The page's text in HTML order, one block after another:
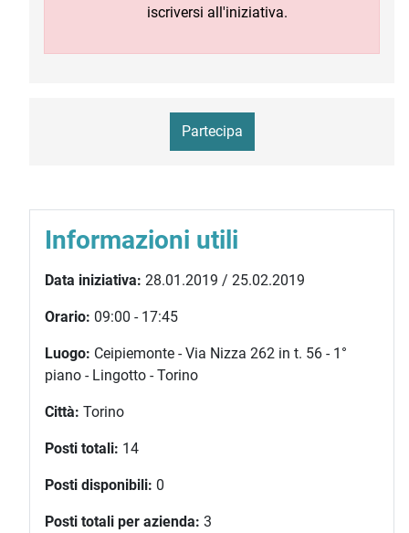
iscriversi all'iniziativa.
Partecipa
Informazioni utili
Data iniziativa: 28.01.2019 / 25.02.2019
Orario: 09:00 - 17:45
Luogo: Ceipiemonte - Via Nizza 262 in t. 56 - 1°
piano - Lingotto - Torino
Città: Torino
Posti totali: 14
Posti disponibili: 0
Posti totali per azienda: 3